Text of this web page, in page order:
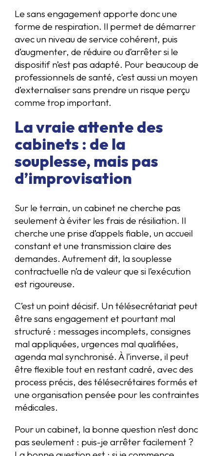
Le sans engagement apporte donc une
forme de respiration. Il permet de démarrer
avec un niveau de service cohérent, puis
d’augmenter, de réduire ou d’arrêter si le
dispositif n’est pas adapté. Pour beaucoup de
professionnels de santé, c’est aussi un moyen
d’externaliser sans prendre un risque perçu
comme trop important.
La vraie attente des
cabinets : de la
souplesse, mais pas
d’improvisation
Sur le terrain, un cabinet ne cherche pas
seulement à éviter les frais de résiliation. Il
cherche une prise d’appels fiable, un accueil
constant et une transmission claire des
demandes. Autrement dit, la souplesse
contractuelle n’a de valeur que si l’exécution
est rigoureuse.
C’est un point décisif. Un télésecrétariat peut
être sans engagement et pourtant mal
structuré : messages incomplets, consignes
mal appliquées, urgences mal qualifiées,
agenda mal synchronisé. À l’inverse, il peut
être flexible tout en restant cadré, avec des
process précis, des télésecrétaires formés et
une organisation pensée pour les contraintes
médicales.
Pour un cabinet, la bonne question n’est donc
pas seulement : puis-je arrêter facilement ?